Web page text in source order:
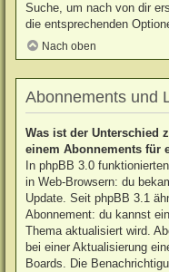
Suche, um nach von dir
die entsprechenden
Nach oben
Abonnements und
Was ist der Unterschied
einem Abonnements für
In phpBB 3.0
in Web-Browsern: du
Update. Seit phpBB 3.1
Abonnement: du kannst
Thema aktualisiert wird.
bei einer Aktualisierung
Boards. Die